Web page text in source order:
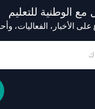
مع الوطنية للتعليم
على الأخبار، الفعاليات،